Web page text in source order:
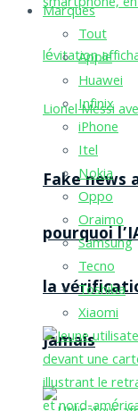
Fake news
pourquoi
la
jamais
Marques
Tout
Apple
Huawei
Infinix
iPhone
Itel
Nokia
Oppo
Oraimo
Samsung
Tecno
Toshiba
Xiaomi